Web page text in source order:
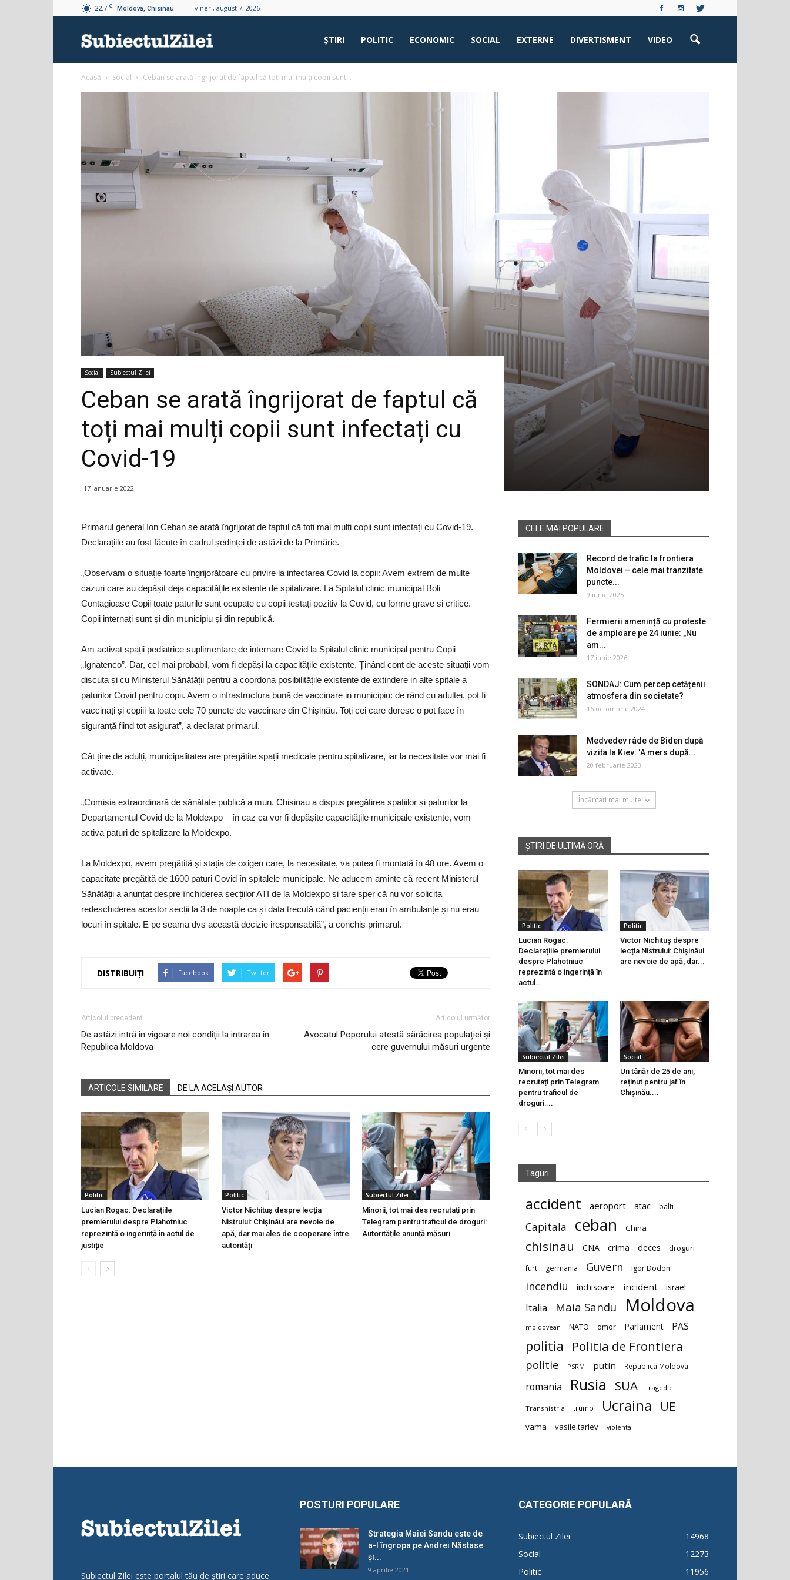
22.7 C Moldova, Chisinau vineri, august 7, 2026
ŞTIRI POLITIC ECONOMIC SOCIAL EXTERNE DIVERTISMENT VIDEO
Acasă Social Ceban se arată îngrijorat de faptul că toți mai mulți copii sunt...
Social Subiectul Zilei
Ceban se arată îngrijorat de faptul că
toți mai mulți copii sunt infectați cu
Covid-19
17 ianuarie 2022
Primarul general Ion Ceban se arată îngrijorat de faptul că toți mai mulți copii sunt infectați cu Covid-19.
Declarațiile au fost făcute în cadrul ședinței de astăzi de la Primărie.
„Observam o situație foarte îngrijorătoare cu privire la infectarea Covid la copii: Avem extrem de multe
cazuri care au depășit deja capacitățile existente de spitalizare. La Spitalul clinic municipal Boli
Contagioase Copii toate paturile sunt ocupate cu copii testați pozitiv la Covid, cu forme grave si critice.
Copii internați sunt și din municipiu și din republică.
Am activat spații pediatrice suplimentare de internare Covid la Spitalul clinic municipal pentru Copii
„Ignatenco”. Dar, cel mai probabil, vom fi depăși la capacitățile existente. Ținând cont de aceste situații vom
discuta și cu Ministerul Sănătății pentru a coordona posibilitățile existente de extindere in alte spitale a
paturilor Covid pentru copii. Avem o infrastructura bună de vaccinare in municipiu: de rând cu adultei, pot fi
vaccinați și copiii la toate cele 70 puncte de vaccinare din Chișinău. Toți cei care doresc o pot face în
siguranță fiind tot asigurat”, a declarat primarul.
Cât ține de adulți, municipalitatea are pregătite spații medicale pentru spitalizare, iar la necesitate vor mai fi
activate.
„Comisia extraordinară de sănătate publică a mun. Chisinau a dispus pregătirea spațiilor și paturilor la
Departamentul Covid de la Moldexpo – în caz ca vor fi depășite capacitățile municipale existente, vom
activa paturi de spitalizare la Moldexpo.
La Moldexpo, avem pregătită și stația de oxigen care, la necesitate, va putea fi montată în 48 ore. Avem o
capacitate pregătită de 1600 paturi Covid în spitalele municipale. Ne aducem aminte că recent Ministerul
Sănătății a anunțat despre închiderea secțiilor ATI de la Moldexpo și tare sper că nu vor solicita
redeschiderea acestor secții la 3 de noapte ca și data trecută când pacienții erau în ambulanțe și nu erau
locuri în spitale. E pe seama dvs această decizie iresponsabilă”, a conchis primarul.
DISTRIBUIȚI Facebook Twitter
Articolul precedent
De astăzi intră în vigoare noi condiții la intrarea în
Republica Moldova
Articolul următor
Avocatul Poporului atestă sărăcirea populației și
cere guvernului măsuri urgente
ARTICOLE SIMILARE DE LA ACELAȘI AUTOR
Politic
Lucian Rogac: Declarațiile
premierului despre Plahotniuc
reprezintă o ingerință în actul de
justiție
Politic
Victor Nichituș despre lecția
Nistrului: Chișinăul are nevoie de
apă, dar mai ales de cooperare între
autorități
Subiectul Zilei
Minorii, tot mai des recrutați prin
Telegram pentru traficul de droguri:
Autoritățile anunță măsuri
CELE MAI POPULARE
Record de trafic la frontiera
Moldovei – cele mai tranzitate
puncte...
9 iunie 2025
Fermierii amenință cu proteste
de amploare pe 24 iunie: „Nu
am...
17 iunie 2026
SONDAJ: Cum percep cetățenii
atmosfera din societate?
16 octombrie 2024
Medvedev râde de Biden după
vizita la Kiev: ‘A mers după...
20 februarie 2023
Încărcați mai multe
ȘTIRI DE ULTIMĂ ORĂ
Politic
Lucian Rogac:
Declarațiile premierului
despre Plahotniuc
reprezintă o ingerință în
actul...
Politic
Victor Nichituș despre
lecția Nistrului: Chișinăul
are nevoie de apă, dar...
Subiectul Zilei
Minorii, tot mai des
recrutați prin Telegram
pentru traficul de
droguri:...
Social
Un tânăr de 25 de ani,
reținut pentru jaf în
Chișinău....
Taguri
accident aeroport atac balti
Capitala ceban China
chisinau CNA crima deces droguri
furt germania Guvern Igor Dodon
incendiu inchisoare incident israel
Italia Maia Sandu Moldova
moldovean NATO omor Parlament PAS
politia Politia de Frontiera
politie PSRM putin Republica Moldova
romania Rusia SUA tragedie
Transnistria trump Ucraina UE
vama vasile tarlev violenta
Subiectul Zilei este portalul tău de știri care aduce
POSTURI POPULARE
Strategia Maiei Sandu este de
a-l îngropa pe Andrei Năstase
și...
9 aprilie 2021
CATEGORIE POPULARĂ
Subiectul Zilei
14968
Social
12273
Politic
11956